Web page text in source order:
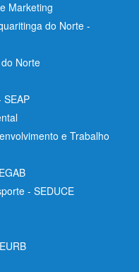
Marketing
do Norte -
Norte
SEAP
e Trabalho
- SEDUCE